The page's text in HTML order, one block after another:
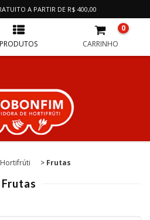
A PARTIR DE R$ 400,00
PRODUTOS CARRINHO
0
Hortifrúti > Frutas
Frutas